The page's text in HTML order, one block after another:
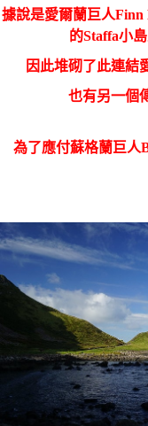
據說是愛爾蘭巨人Finn
的Staffa小
因此堆砌了此連結
也有另一個
為了應付蘇格蘭巨人